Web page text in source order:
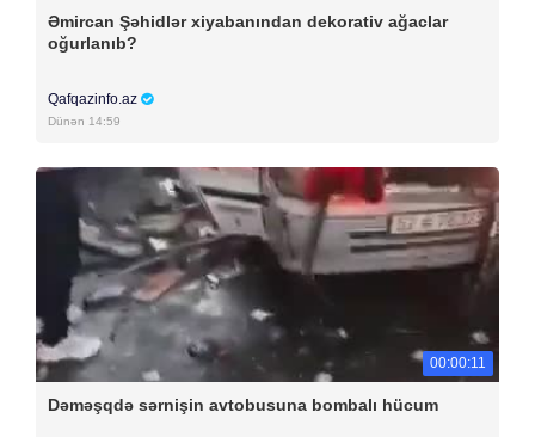
Əmircan Şəhidlər xiyabanından dekorativ ağaclar
oğurlanıb?
Qafqazinfo.az
Dünən 14:59
00:00:11
Dəməşqdə sərnişin avtobusuna bombalı hücum